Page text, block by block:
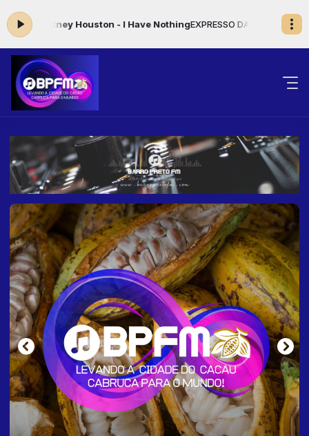
Houston - I Have NothingEXPRESSO DA NOITE das 20:00 às